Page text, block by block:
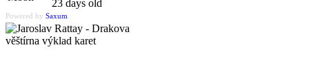
23 days old
Powered by Saxum